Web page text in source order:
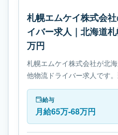
札幌エムケイ株式会
イバー求人｜北海道
万円
札幌エムケイ株式会社が北
他物流ドライバー求人です
す。必要免許は- 免許取得制
給与
月給65万-68万円